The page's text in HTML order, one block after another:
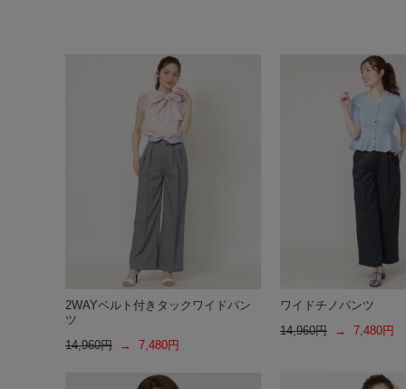
2WAYベルト付きタックワイドパン
ツ
14,960円 → 7,480円
ワイドチノパンツ
14,960円 → 7,480円